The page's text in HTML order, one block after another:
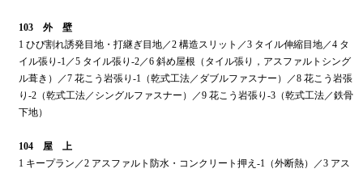
103 外 壁
1 ひび割れ誘発目地・打継ぎ目地／2 構造スリット／3 タイル伸縮目地／4 タ
イル張り-1／5 タイル張り-2／6 斜め屋根（タイル張り，アスファルトシング
ル葺き）／7 花こう岩張り-1（乾式工法／ダブルファスナー）／8 花こう岩張
り-2（乾式工法／シングルファスナー）／9 花こう岩張り-3（乾式工法／鉄骨
下地）
104 屋 上
1 キープラン／2 アスファルト防水・コンクリート押え-1（外断熱）／3 アス